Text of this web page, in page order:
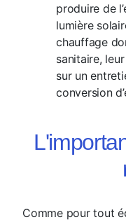
produire de
lumière
chauffage
sanitaire,
sur un
conversion
Comme pour tout